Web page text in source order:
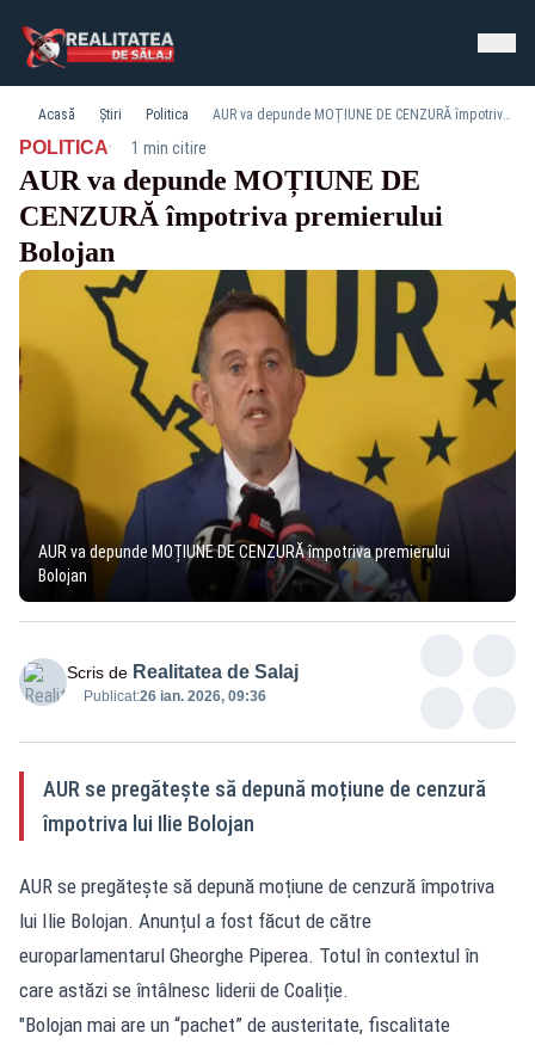
Acasă Știri Politica AUR va depunde MOȚIUNE DE CENZURĂ împotriva premierului Bolojan
POLITICA· 1 min citire
AUR va depunde MOȚIUNE DE
CENZURĂ împotriva premierului
Bolojan
AUR va depunde MOȚIUNE DE CENZURĂ împotriva premierului
Bolojan
Scris de Realitatea de Salaj
Publicat:26 ian. 2026, 09:36
AUR se pregătește să depună moțiune de cenzură
împotriva lui Ilie Bolojan
AUR se pregătește să depună moțiune de cenzură împotriva
lui Ilie Bolojan. Anunțul a fost făcut de către
europarlamentarul Gheorghe Piperea. Totul în contextul în
care astăzi se întâlnesc liderii de Coaliție.
"Bolojan mai are un “pachet” de austeritate, fiscalitate